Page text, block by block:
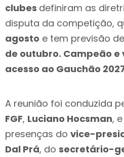
clubes definiram as
disputa da competição,
agosto e tem previsão de
de outubro. Campeão
acesso ao Gauchão
A reunião foi conduzida
FGF, Luciano Hocsman,
presenças do vice-
Dal Prá, do secretário-